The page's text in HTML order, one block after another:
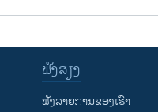
ຟັງສຽງ
ຟັງລາຍການຂອງເຮົາ